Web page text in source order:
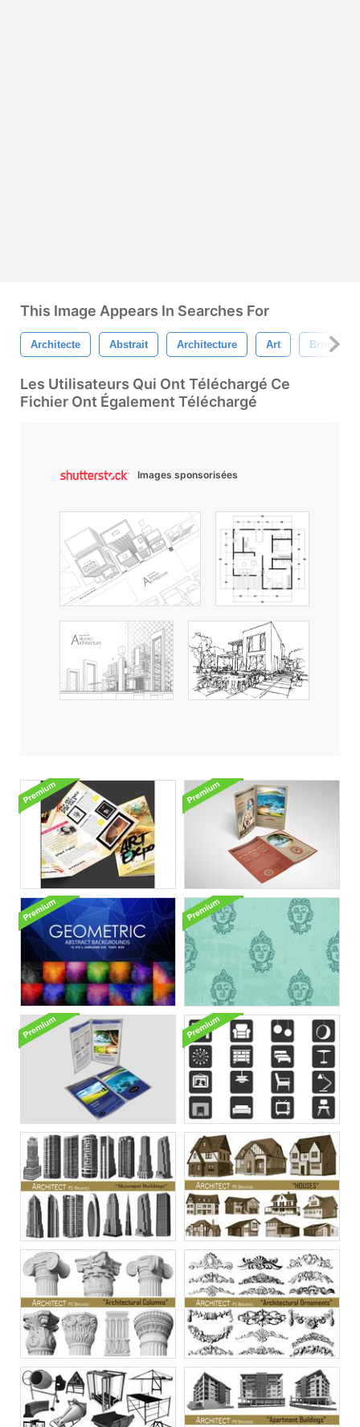
This Image Appears In Searches For
Architecte Abstrait Architecture Art Brochure
Les Utilisateurs Qui Ont Téléchargé Ce
Fichier Ont Également Téléchargé
Images sponsorisées